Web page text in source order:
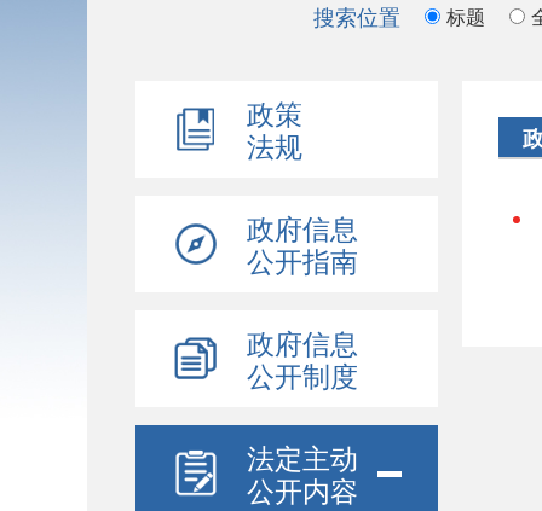
搜索位置 标题
政策
法规
政府信息
公开指南
政府信息
公开制度
法定主动
公开内容